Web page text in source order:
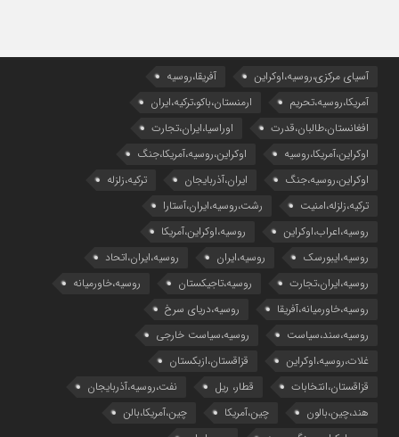
آسیای مرکزی،روسیه،اوکراین
آفریقا،روسیه
آمریکا،روسیه،تحریم
ارمنستان،باکو،ترکیه،ایران
افغانستان،طالبان،قدرت
اوراسیا،ایران،تجارت
اوکراین،آمریکا،روسیه
اوکراین،روسیه،آمریکا،جنگ
اوکراین،روسیه،جنگ
ایران،آذربایجان
ترکیه،زلزله
ترکیه،زلزله،امنیت
رشت،روسیه،ایران،آستارا
روسیه،اعراب،اوکراین
روسیه،اوکراین،آمریکا
روسیه،ایبورسک
روسیه،ایران
روسیه،ایران،اتحاد
روسیه،ایران،تجارت
روسیه،تاجیکستان
روسیه،خاورمیانه
روسیه،خاورمیانه،آفریقا
روسیه،دریای سرخ
روسیه،سند،سیاست
روسیه،سیاست خارجی
غلات،روسیه،اوکراین
قزاقستان،ازبکستان
قزاقستان،انتخابات
قطار، ریل
نفت،روسیه،آذربایجان
هند،چین،بالون
چین،آمریکا
چین،آمریکا،بالن